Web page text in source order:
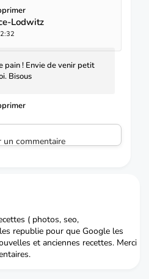
Lodwitz
pain ! Envie de venir petit
Bisous
un commentaire
( photos, seo,
republie pour que Google les
et anciennes recettes. Merci